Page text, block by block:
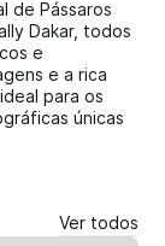
de Pássaros
Dakar, todos
e
e a rica
para os
únicas
Ver todos